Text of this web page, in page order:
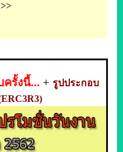
>>
ครั้งนี้... + รูปประกอบ